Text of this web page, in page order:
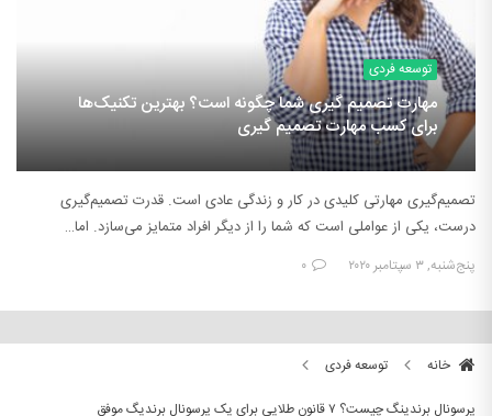
توسعه فردی
مهارت تصمیم‌ گیری شما چگونه است؟ بهترین تکنیک‌ها
برای کسب مهارت تصمیم گیری
تصمیم‌گیری مهارتی کلیدی در کار و زندگی عادی است. قدرت تصمیم‌گیری
درست، یکی از عواملی است که شما را از دیگر افراد متمایز می‌سازد. اما…
پنج‌شنبه, ۳ سپتامبر ۲۰۲۰ ۰
خانه
توسعه فردی
پرسونال برندینگ چیست؟ ۷ قانون طلایی برای یک پرسونال برندیگ موفق